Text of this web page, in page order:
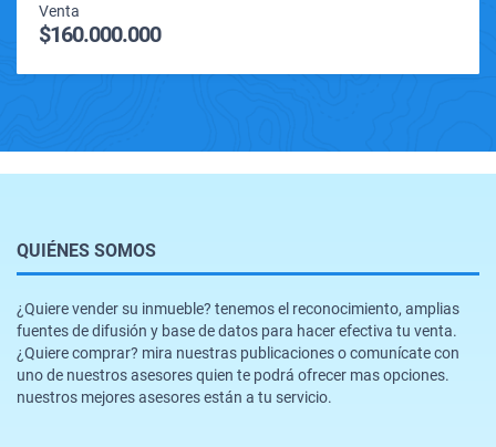
Venta
$160.000.000
QUIÉNES SOMOS
¿Quiere vender su inmueble? tenemos el reconocimiento, amplias
fuentes de difusión y base de datos para hacer efectiva tu venta.
¿Quiere comprar? mira nuestras publicaciones o comunícate con
uno de nuestros asesores quien te podrá ofrecer mas opciones.
nuestros mejores asesores están a tu servicio.